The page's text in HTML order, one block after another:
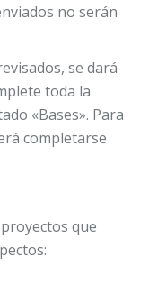
no serán
se dará
toda la
«Bases». Para
completarse
que